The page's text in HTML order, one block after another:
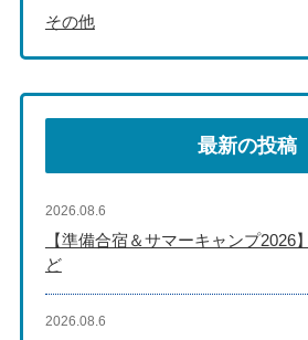
その他
最新の投稿
【準備合宿＆サマーキャンプ2026
ど
2026.08.6
2026.08.6